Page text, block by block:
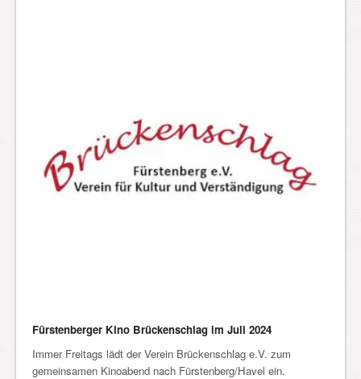
Fürstenberger Kino Brückenschlag im Juli 2024
Immer Freitags lädt der Verein Brückenschlag e.V. zum
gemeinsamen Kinoabend nach Fürstenberg/Havel ein.